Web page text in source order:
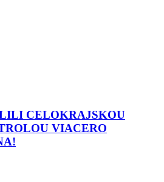
CELOKRAJSKOU
VIACERO